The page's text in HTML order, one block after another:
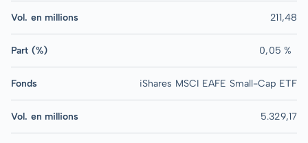
Vol. en millions 211,48
Part (%) 0,05 %
Fonds iShares MSCI EAFE Small-Cap ETF
Vol. en millions 5.329,17